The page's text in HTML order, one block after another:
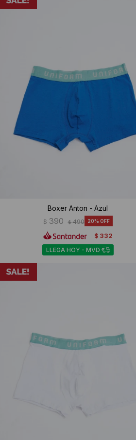
Boxer Anton - Azul
$ 390 $ 490 20
$ 332
LLEGA HOY - MVD